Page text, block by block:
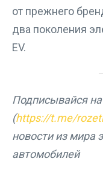
от прежнего
два поколения
EV.
Подписывайся
(https://t.me/
новости из мира
автомобилей